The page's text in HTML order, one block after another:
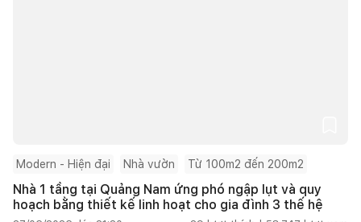
Modern - Hiện đại Nhà vườn Từ 100m2 đến 200m2
Nhà 1 tầng tại Quảng Nam ứng phó ngập lụt và quy
hoạch bằng thiết kế linh hoạt cho gia đình 3 thế hệ